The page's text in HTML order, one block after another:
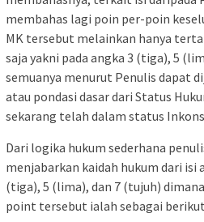
membahas lagi poin per-poin
MK tersebut melainkan hanya
saja yakni pada angka 3 (tiga), 5
semuanya menurut Penulis dapat
atau pondasi dasar dari Status
sekarang telah dalam status
Dari logika hukum sederhana
menjabarkan kaidah hukum dari isi
(tiga), 5 (lima), dan 7 (tujuh)
point tersebut ialah sebagai berikut